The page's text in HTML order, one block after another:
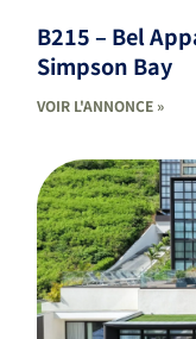
B215 – Bel
Simpson Bay
VOIR L'ANNONCE »